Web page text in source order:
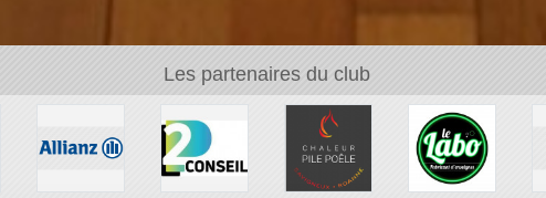
Les partenaires du club